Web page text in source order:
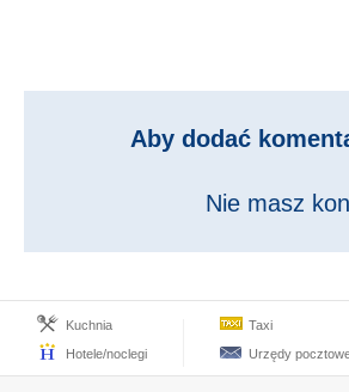
Aby dodać
Nie masz
Kuchnia
Hotele/noclegi
Taxi
Urzędy